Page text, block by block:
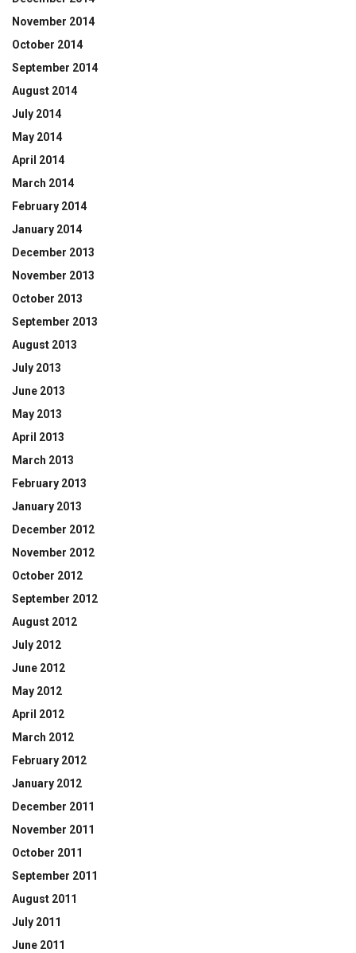
November 2014
October 2014
September 2014
August 2014
July 2014
May 2014
April 2014
March 2014
February 2014
January 2014
December 2013
November 2013
October 2013
September 2013
August 2013
July 2013
June 2013
May 2013
April 2013
March 2013
February 2013
January 2013
December 2012
November 2012
October 2012
September 2012
August 2012
July 2012
June 2012
May 2012
April 2012
March 2012
February 2012
January 2012
December 2011
November 2011
October 2011
September 2011
August 2011
July 2011
June 2011